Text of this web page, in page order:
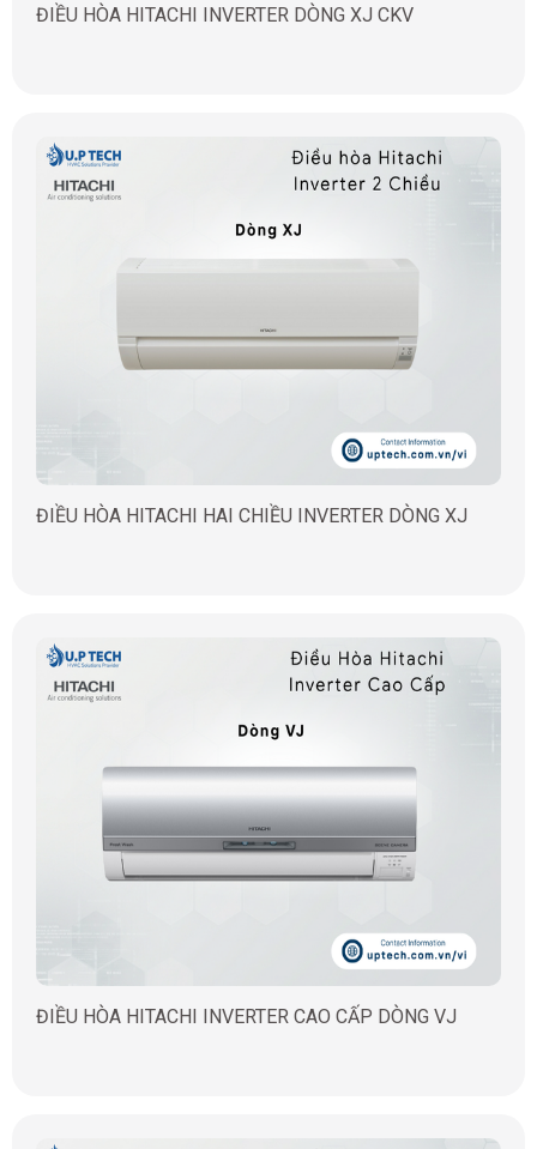
ĐIỀU HÒA HITACHI INVERTER DÒNG XJ CKV
ĐIỀU HÒA HITACHI HAI CHIỀU INVERTER DÒNG XJ
ĐIỀU HÒA HITACHI INVERTER CAO CẤP DÒNG VJ